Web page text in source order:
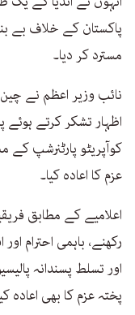
پاکستان کے خلاف بے
مسترد کر دیا۔
نائب وزیر اعظم نے
اظہار تشکر کرتے
کوآپریٹو پارٹنرشپ
عزم کا اعادہ کیا۔
اعلامیے کے مطابق
رکھنے، باہمی احترام
اور تسلط پسندانہ
پختہ عزم کا بھی اعادہ